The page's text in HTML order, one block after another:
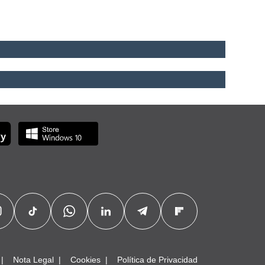
Nota Legal Cookies Política de Privacidad